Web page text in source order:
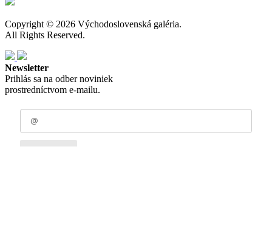
Copyright © 2026 Východoslovenská galéria.
All Rights Reserved.
Newsletter
Prihlás sa na odber noviniek
prostredníctvom e-mailu.